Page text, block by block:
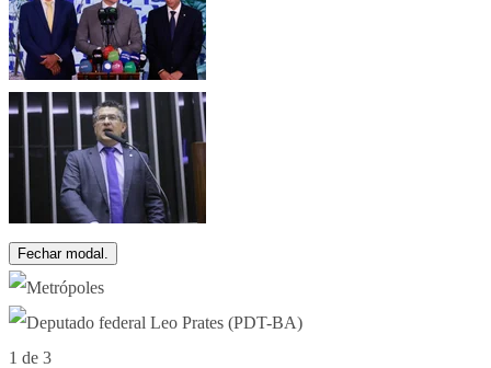
Fechar modal.
1 de 3